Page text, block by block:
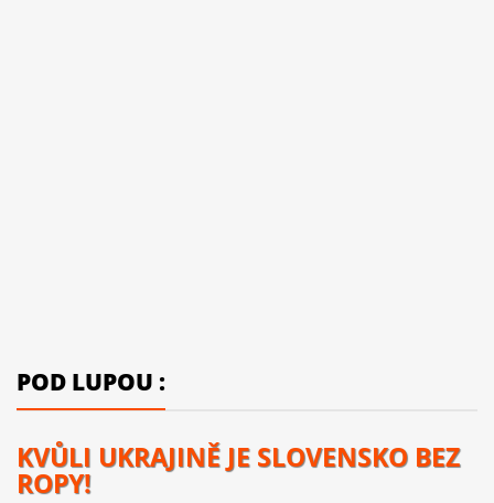
POD LUPOU :
KVŮLI UKRAJINĚ JE SLOVENSKO BEZ
ROPY!